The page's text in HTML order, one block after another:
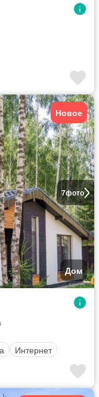
7фото
Новое
Дом
Интернет